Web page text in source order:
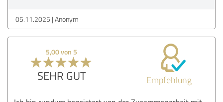
05.11.2025 Anonym
5,00 von 5
SEHR GUT Empfehlung